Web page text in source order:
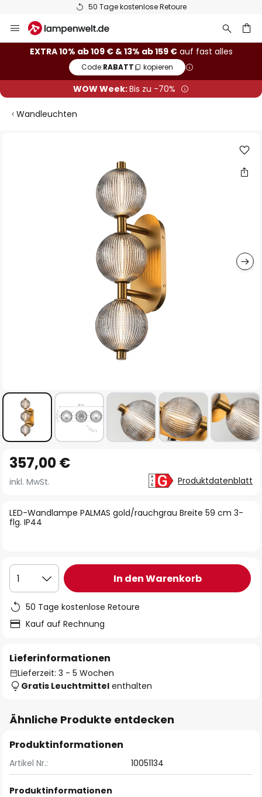
50 Tage kostenlose Retoure
Inhalt
springen
EXTRA 10% ab 109 € & 13% ab 159 €auf fast alles
Code:RABATT kopieren
WOW Week:Bis zu -70%
Wandleuchten
Anfang
der
springen
LED-Wandlampe PALMAS gold/rauchgrau Breite 59 cm 3-
flg. IP44
357,00 €
inkl. MwSt. Produktdatenblatt
1 In den Warenkorb
50 Tage kostenlose Retoure
Kauf auf Rechnung
Lieferinformationen
Lieferzeit: 3 - 5 Wochen
Gratis Leuchtmittel enthalten
Ähnliche Produkte entdecken
Produktinformationen
Artikel Nr.: 10051134
Produktinformationen